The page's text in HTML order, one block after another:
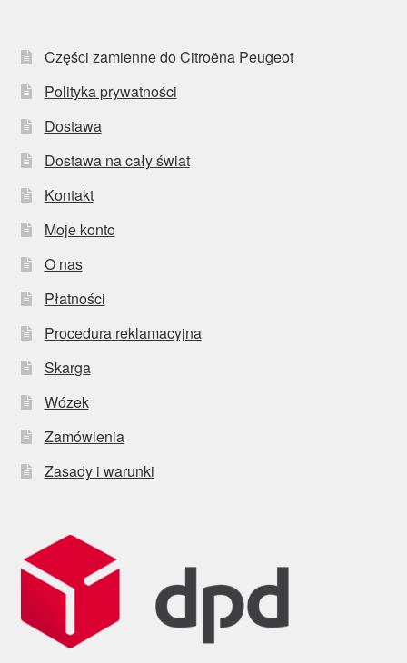
Części zamienne do Citroëna Peugeot
Polityka prywatności
Dostawa
Dostawa na cały świat
Kontakt
Moje konto
O nas
Płatności
Procedura reklamacyjna
Skarga
Wózek
Zamówienia
Zasady i warunki